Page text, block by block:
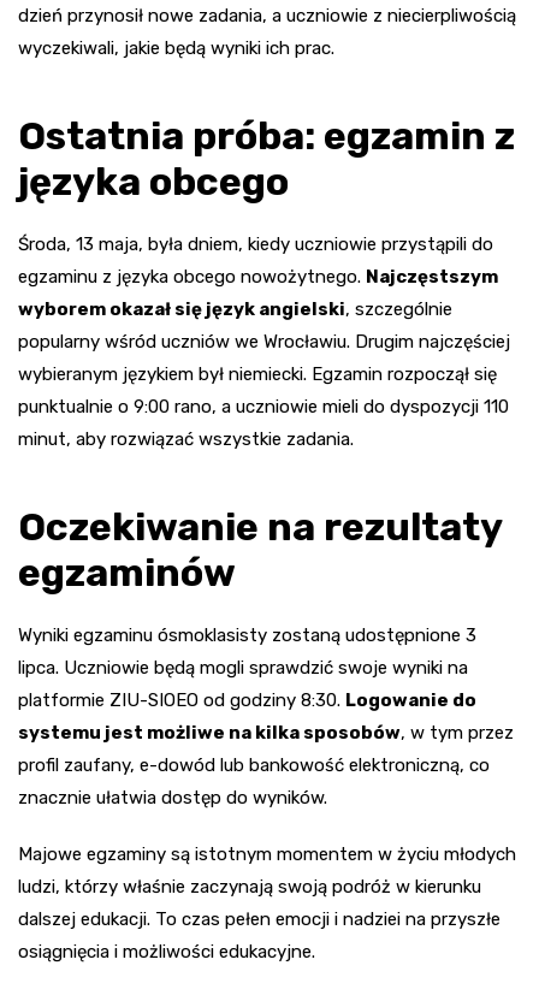
dzień przynosił nowe zadania, a uczniowie z niecierpliwością
wyczekiwali, jakie będą wyniki ich prac.
Ostatnia próba: egzamin z
języka obcego
Środa, 13 maja, była dniem, kiedy uczniowie przystąpili do
egzaminu z języka obcego nowożytnego. Najczęstszym
wyborem okazał się język angielski, szczególnie
popularny wśród uczniów we Wrocławiu. Drugim najczęściej
wybieranym językiem był niemiecki. Egzamin rozpoczął się
punktualnie o 9:00 rano, a uczniowie mieli do dyspozycji 110
minut, aby rozwiązać wszystkie zadania.
Oczekiwanie na rezultaty
egzaminów
Wyniki egzaminu ósmoklasisty zostaną udostępnione 3
lipca. Uczniowie będą mogli sprawdzić swoje wyniki na
platformie ZIU-SIOEO od godziny 8:30. Logowanie do
systemu jest możliwe na kilka sposobów, w tym przez
profil zaufany, e-dowód lub bankowość elektroniczną, co
znacznie ułatwia dostęp do wyników.
Majowe egzaminy są istotnym momentem w życiu młodych
ludzi, którzy właśnie zaczynają swoją podróż w kierunku
dalszej edukacji. To czas pełen emocji i nadziei na przyszłe
osiągnięcia i możliwości edukacyjne.